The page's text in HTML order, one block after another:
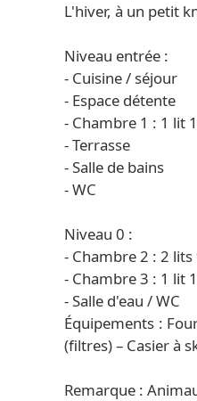
L'hiver, à un petit
Niveau entrée :
- Cuisine / séjour
- Espace détente
- Chambre 1 : 1 lit
- Terrasse
- Salle de bains
- WC
Niveau 0 :
- Chambre 2 : 2
- Chambre 3 : 1 lit
- Salle d'eau / WC
Équipements :
(filtres) – Casier à
Remarque :